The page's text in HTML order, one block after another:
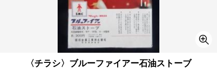
〈チラシ〉ブルーファイアー石油ストーブ